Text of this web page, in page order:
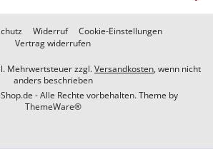
Widerruf
Cookie-Einstellungen
Vertrag widerrufen
Mehrwertsteuer zzgl.Versandkosten, wenn nicht
anders beschrieben
- Alle Rechte vorbehalten. Theme by
ThemeWare®